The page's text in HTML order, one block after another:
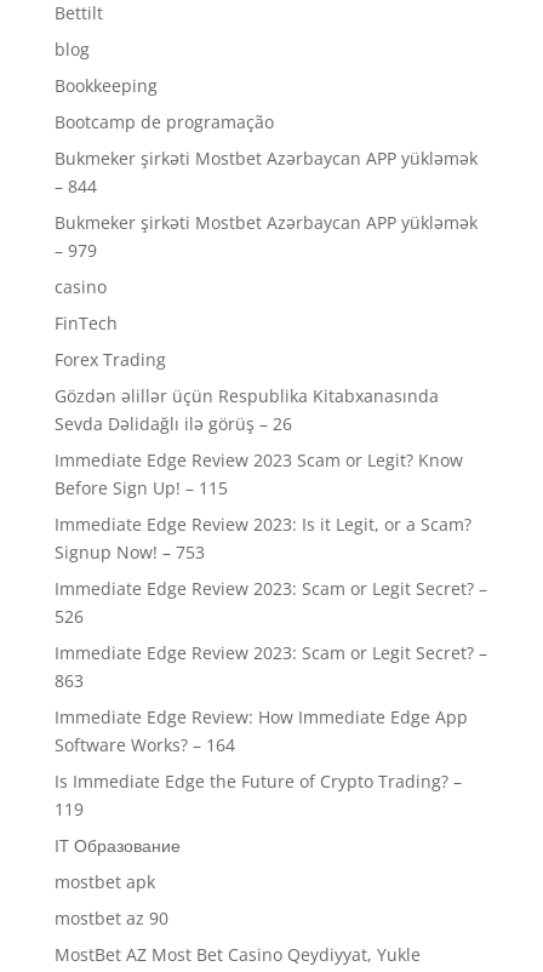
Bettilt
blog
Bookkeeping
Bootcamp de programação
Bukmeker şirkəti Mostbet Azərbaycan APP yükləmək
– 844
Bukmeker şirkəti Mostbet Azərbaycan APP yükləmək
– 979
casino
FinTech
Forex Trading
Gözdən əlillər üçün Respublika Kitabxanasında
Sevda Dəlidağlı ilə görüş – 26
Immediate Edge Review 2023 Scam or Legit? Know
Before Sign Up! – 115
Immediate Edge Review 2023: Is it Legit, or a Scam?
Signup Now! – 753
Immediate Edge Review 2023: Scam or Legit Secret? –
526
Immediate Edge Review 2023: Scam or Legit Secret? –
863
Immediate Edge Review: How Immediate Edge App
Software Works? – 164
Is Immediate Edge the Future of Crypto Trading? –
119
IT Образование
mostbet apk
mostbet az 90
MostBet AZ Most Bet Casino Qeydiyyat, Yukle